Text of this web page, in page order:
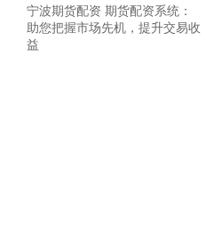
宁波期货配资 期货配资系统：
助您把握市场先机，提升交易收
益